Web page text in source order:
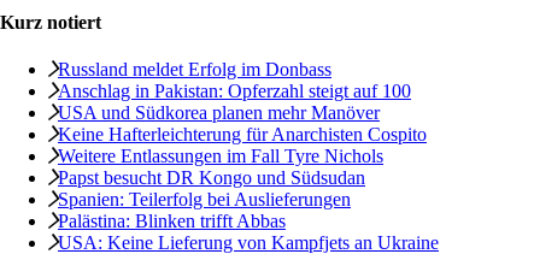
Kurz notiert
Russland meldet Erfolg im Donbass
Anschlag in Pakistan: Opferzahl steigt auf 100
USA und Südkorea planen mehr Manöver
Keine Hafterleichterung für Anarchisten Cospito
Weitere Entlassungen im Fall Tyre Nichols
Papst besucht DR Kongo und Südsudan
Spanien: Teilerfolg bei Auslieferungen
Palästina: Blinken trifft Abbas
USA: Keine Lieferung von Kampfjets an Ukraine